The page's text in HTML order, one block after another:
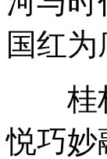
国红
桂林
悦巧妙